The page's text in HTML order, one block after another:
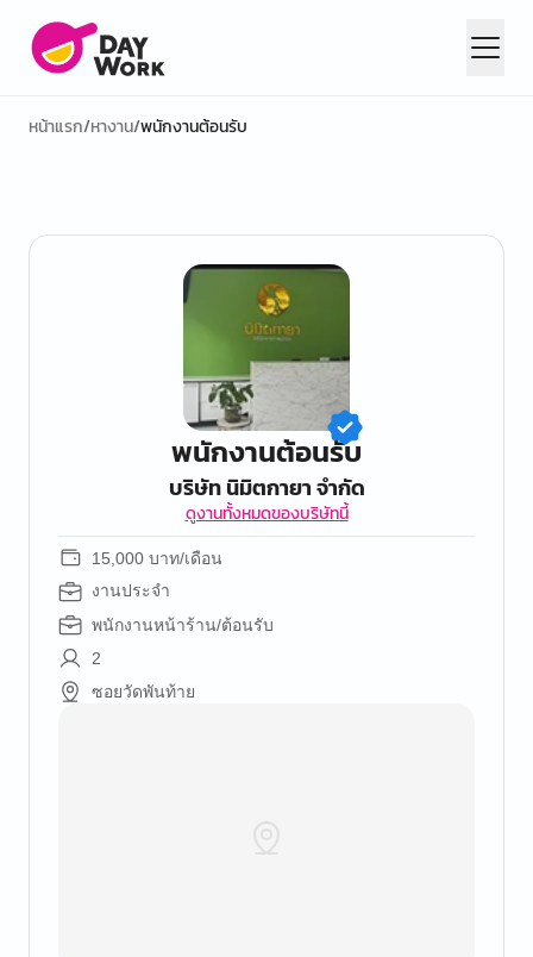
หน้าแรก/หางาน/พนักงานต้อนรับ
พนักงานต้อนรับ
บริษัท นิมิตกายา จํากัด
ดูงานทั้งหมดของบริษัทนี้
15,000 บาท/เดือน
งานประจำ
พนักงานหน้าร้าน/ต้อนรับ
2
ซอยวัดพันท้าย